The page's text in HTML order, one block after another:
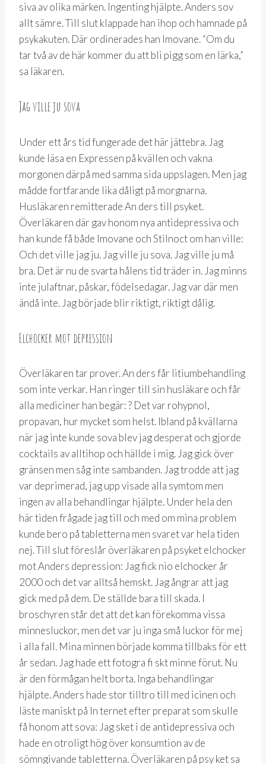
siva av olika märken. Ingenting hjälpte. Anders sov
allt sämre. Till slut klappade han ihop och hamnade på
psykakuten. Där ordinerades han Imovane. “Om du
tar två av de här kommer du att bli pigg som en lärka,”
sa läkaren.
Jag ville ju sova
Under ett års tid fungerade det här jättebra. Jag
kunde läsa en Expressen på kvällen och vakna
morgonen därpå med samma sida uppslagen. Men jag
mådde fortfarande lika dåligt på morgnarna.
Husläkaren remitterade An ders till psyket.
Överläkaren där gav honom nya antidepressiva och
han kunde få både Imovane och Stilnoct om han ville:
Och det ville jag ju. Jag ville ju sova. Jag ville ju må
bra. Det är nu de svarta hålens tid träder in. Jag minns
inte julaftnar, påskar, födelsedagar. Jag var där men
ändå inte. Jag började blir riktigt, riktigt dålig.
Elchocker mot depression
Överläkaren tar prover. An ders får litiumbehandling
som inte verkar. Han ringer till sin husläkare och får
alla mediciner han begär: ? Det var rohypnol,
propavan, hur mycket som helst. Ibland på kvällarna
när jag inte kunde sova blev jag desperat och gjorde
cocktails av alltihop och hällde i mig. Jag gick över
gränsen men såg inte sambanden. Jag trodde att jag
var deprimerad, jag upp visade alla symtom men
ingen av alla behandlingar hjälpte. Under hela den
här tiden frågade jag till och med om mina problem
kunde bero på tabletterna men svaret var hela tiden
nej. Till slut föreslår överläkaren på psyket elchocker
mot Anders depression: Jag fick nio elchocker år
2000 och det var alltså hemskt. Jag ångrar att jag
gick med på dem. De ställde bara till skada. I
broschyren står det att det kan förekomma vissa
minnesluckor, men det var ju inga små luckor för mej
i alla fall. Mina minnen började komma tillbaks för ett
år sedan. Jag hade ett fotogra fi skt minne förut. Nu
är den förmågan helt borta. Inga behandlingar
hjälpte. Anders hade stor tilltro till med icinen och
läste maniskt på In ternet efter preparat som skulle
få honom att sova: Jag sket i de antidepressiva och
hade en otroligt hög över konsumtion av de
sömngivande tabletterna. Överläkaren på psy ket sa